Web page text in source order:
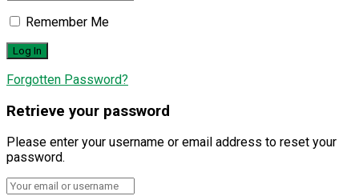
Remember Me
Forgotten Password?
Retrieve your password
Please enter your username or email address to reset your
password.